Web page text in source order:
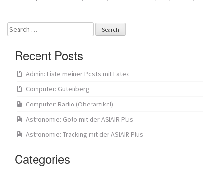
navigation
Search
for:
Recent Posts
Admin: Liste meiner Posts mit Latex
Computer: Gutenberg
Computer: Radio (Oberartikel)
Astronomie: Goto mit der ASIAIR Plus
Astronomie: Tracking mit der ASIAIR Plus
Categories